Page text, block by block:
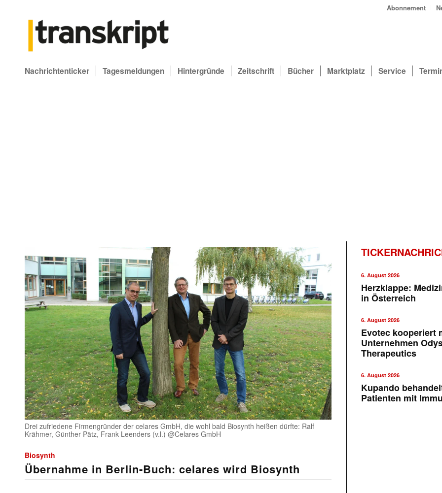
Abonnement
Nachrichtenticker Tagesmeldungen Hintergründe Zeitschrift Bücher Marktplatz Service
Drei zufriedene Firmengründer der celares GmbH, die wohl bald Biosynth heißen dürfte: Ralf
Krähmer, Günther Pätz, Frank Leenders (v.l.) @Celares GmbH
Biosynth
Übernahme in Berlin-Buch: celares wird Biosynth
6. August 2026
Herzklappe:
in Österreich
6. August 2026
Evotec kooperiert
Unternehmen
Therapeutics
6. August 2026
Kupando
Patienten mit